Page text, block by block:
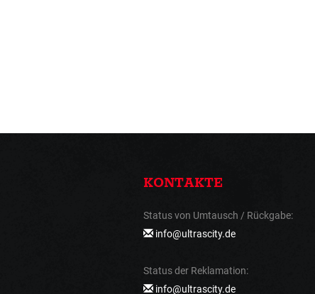
KONTAKTE
Status von Umtausch / Rückgabe:
info@ultrascity.de
Status der Reklamation:
info@ultrascity.de